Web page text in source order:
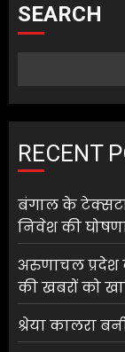
SEARCH
RECENT
बंगाल के
निवेश की
अरुणाचल प्रदेश
की खबरों को
श्रेया कालरा